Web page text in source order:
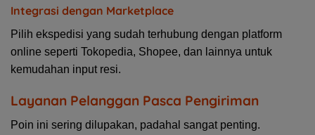
Integrasi dengan Marketplace
Pilih ekspedisi yang sudah terhubung dengan platform
online seperti Tokopedia, Shopee, dan lainnya untuk
kemudahan input resi.
Layanan Pelanggan Pasca Pengiriman
Poin ini sering dilupakan, padahal sangat penting.